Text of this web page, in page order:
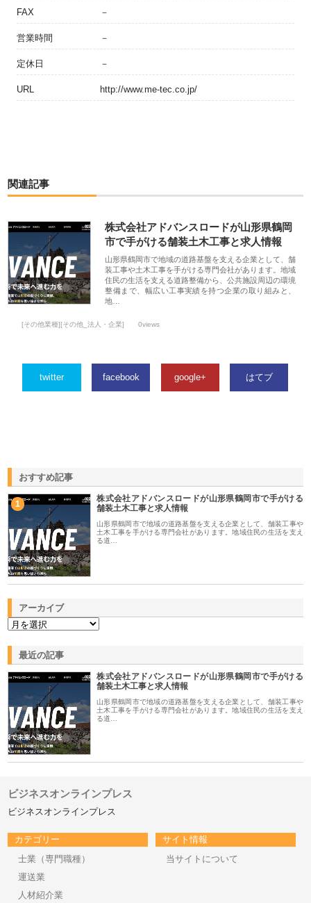
FAX －
営業時間 －
定休日 －
URL http://www.me-tec.co.jp/
関連記事
株式会社アドバンスロードが山形県鶴岡
市で手がける舗装土木工事と求人情報
山形県鶴岡市で地域の道路基盤を支える企業として、舗
装工事や土木工事を手がける専門会社があります。地域
住民の生活を支える道路整備から、公共施設周辺の環境
整備まで、幅広い工事実績を持つ企業の取り組みと、
地…
[その他業種][その他_法人・企業] 0views
twitter facebook google+ はてブ
おすすめ記事
1
株式会社アドバンスロードが山形県鶴岡市で手がける
舗装土木工事と求人情報
山形県鶴岡市で地域の道路基盤を支える企業として、舗装工事や
土木工事を手がける専門会社があります。地域住民の生活を支え
る道…
アーカイブ
最近の記事
株式会社アドバンスロードが山形県鶴岡市で手がける
舗装土木工事と求人情報
山形県鶴岡市で地域の道路基盤を支える企業として、舗装工事や
土木工事を手がける専門会社があります。地域住民の生活を支え
る道…
ビジネスオンラインプレス
ビジネスオンラインプレス
カテゴリー
士業（専門職種）
運送業
人材紹介業
サイト情報
当サイトについて